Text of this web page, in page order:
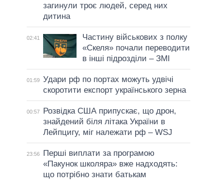
загинули троє людей, серед них
дитина
02:41
Частину військових з полку
«Скеля» почали переводити
в інші підрозділи – ЗМІ
01:59 Удари рф по портах можуть удвічі
скоротити експорт українського зерна
00:57
Розвідка США припускає, що дрон,
знайдений біля літака України в
Лейпцигу, міг належати рф – WSJ
23:56
Перші виплати за програмою
«Пакунок школяра» вже надходять:
що потрібно знати батькам